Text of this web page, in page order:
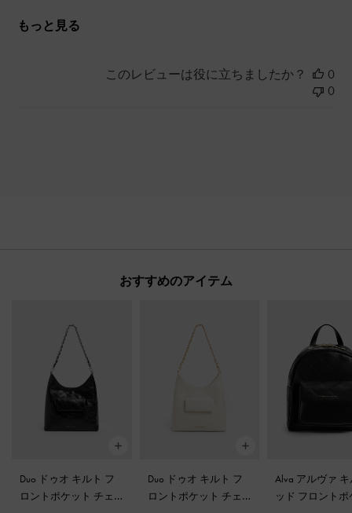
もっと見る
このレビューは役に立ちましたか？
0
0
おすすめのアイテム
Duo ドゥオ キルト フ
ロントポケット チェ
Duo ドゥオ キルト フ
ロントポケット チェ
Alva アルヴァ
ッド フロントポ